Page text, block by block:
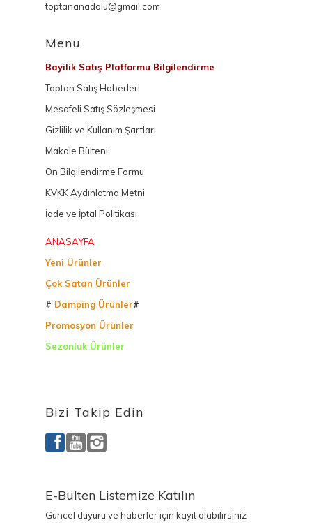
toptananadolu@gmail.com
Menu
Bayilik Satış Platformu Bilgilendirme
Toptan Satış Haberleri
Mesafeli Satış Sözleşmesi
Gizlilik ve Kullanım Şartları
Makale Bülteni
Ön Bilgilendirme Formu
KVKK Aydınlatma Metni
İade ve İptal Politikası
ANASAYFA
Yeni Ürünler
Çok Satan Ürünler
# Damping Ürünler#
Promosyon Ürünler
Sezonluk Ürünler
Bizi Takip Edin
E-Bulten Listemize Katılın
Güncel duyuru ve haberler için kayıt olabilirsiniz